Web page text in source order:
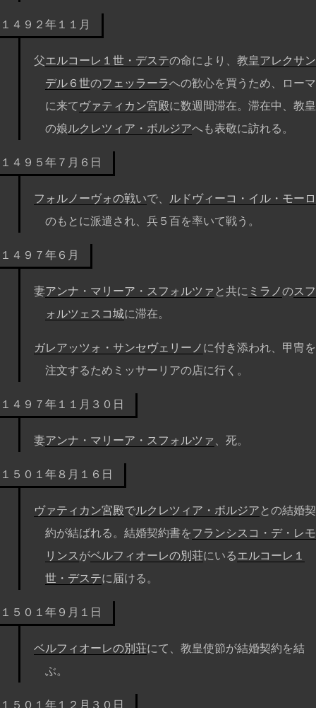
１４９２年１１月
父エルコーレ１世・デステの命により、教皇アレクサン
デル６世のフェッラーラへの歓心を買うため、ローマ
に来て ヴァティカン宮殿に数週間滞在。滞在中、教皇
の娘ルクレツィア・ボルジアへも表敬に訪れる。
１４９５年７月６日
フォルノーヴォの戦いで、
ルドヴィーコ・イル・モーロ
のもとに派遣され、兵５百を率いて戦う。
１４９７年６月
妻アンナ・マリーア・スフォルツァ と共に ミラノのスフ
ォルツェスコ城に滞在。
ガレアッツォ・サンセヴェリーノ に付き添われ、甲冑を
注文するためミッサーリアの店に行く。
１４９７年１１月３０日
妻アンナ・マリーア・スフォルツァ 、死。
１５０１年８月１６日
ヴァティカン宮殿でルクレツィア・ボルジア との結婚契
約が結ばれる。結婚契約書をフランシスコ・デ・レモ
リンス がベルフィオーレの別荘にいるエルコーレ１
世・デステに届ける。
１５０１年９月１日
ベルフィオーレの別荘にて、教皇使節が結婚契約を結
ぶ。
１５０１年１２月３０日